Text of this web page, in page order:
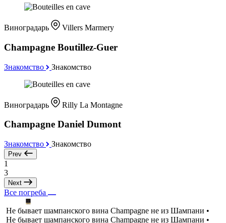
Виноградарь Villers Marmery
Champagne Boutillez-Guer
Знакомство Знакомство
Виноградарь Rilly La Montagne
Champagne Daniel Dumont
Знакомство Знакомство
Prev
1
3
Next
Все погреба
Не бывает шампанского вина Champagne не из Шампани •
Не бывает шампанского вина Champagne не из Шампани •